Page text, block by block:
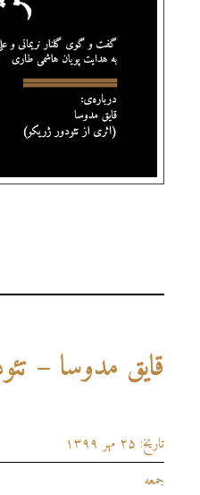
قایق مدوسا –
تاریخ: ۲۵ مهر ۱۳۹۹
جمعه